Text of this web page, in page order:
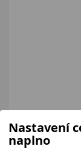
FIELDMANN
Nastavení
naplno